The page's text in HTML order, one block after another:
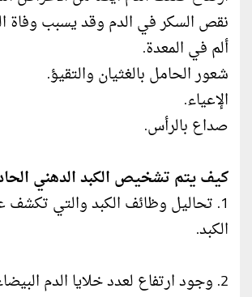
نقص السكر في الدم وقد يسبب وفاة
ألم في المعدة.
شعور الحامل بالغثيان والتقيؤ.
الإعياء.
صداع بالرأس.
كيف يتم تشخيص الكبد الدهني
1. تحاليل وظائف الكبد والتي
الكبد.
2. وجود ارتفاع لعدد خلايا الدم البيضاء، وانخفاض عدد الصفائح الدموية.